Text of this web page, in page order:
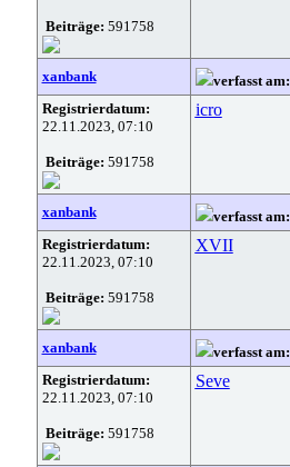
Beiträge: 591758
xanbank verfasst am:
Registrierdatum:
22.11.2023, 07:10
Beiträge: 591758
icro
xanbank verfasst am:
Registrierdatum:
22.11.2023, 07:10
Beiträge: 591758
XVII
xanbank verfasst am:
Registrierdatum:
22.11.2023, 07:10
Beiträge: 591758
Seve